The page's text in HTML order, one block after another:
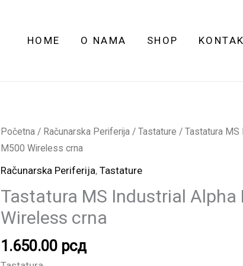
HOME O NAMA SHOP
Početna / Računarska Periferija /Tastature / Tastatura MS
M500 Wireless crna
Računarska Periferija,Tastature
Tastatura MS Industrial Alpha
Wireless crna
1.650.00 рсд
Tastatura
MS
Industrial
M500
Wireless
količina